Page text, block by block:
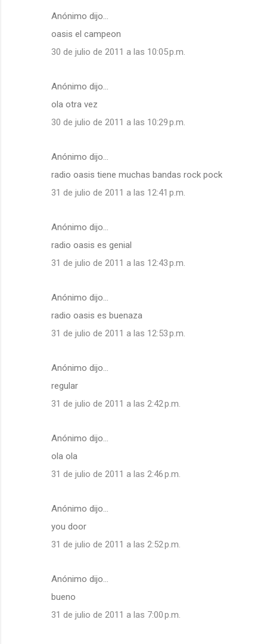
Anónimo dijo…
oasis el campeon
30 de julio de 2011 a las 10:05 p.m.
Anónimo dijo…
ola otra vez
30 de julio de 2011 a las 10:29 p.m.
Anónimo dijo…
radio oasis tiene muchas bandas rock pock
31 de julio de 2011 a las 12:41 p.m.
Anónimo dijo…
radio oasis es genial
31 de julio de 2011 a las 12:43 p.m.
Anónimo dijo…
radio oasis es buenaza
31 de julio de 2011 a las 12:53 p.m.
Anónimo dijo…
regular
31 de julio de 2011 a las 2:42 p.m.
Anónimo dijo…
ola ola
31 de julio de 2011 a las 2:46 p.m.
Anónimo dijo…
you door
31 de julio de 2011 a las 2:52 p.m.
Anónimo dijo…
bueno
31 de julio de 2011 a las 7:00 p.m.